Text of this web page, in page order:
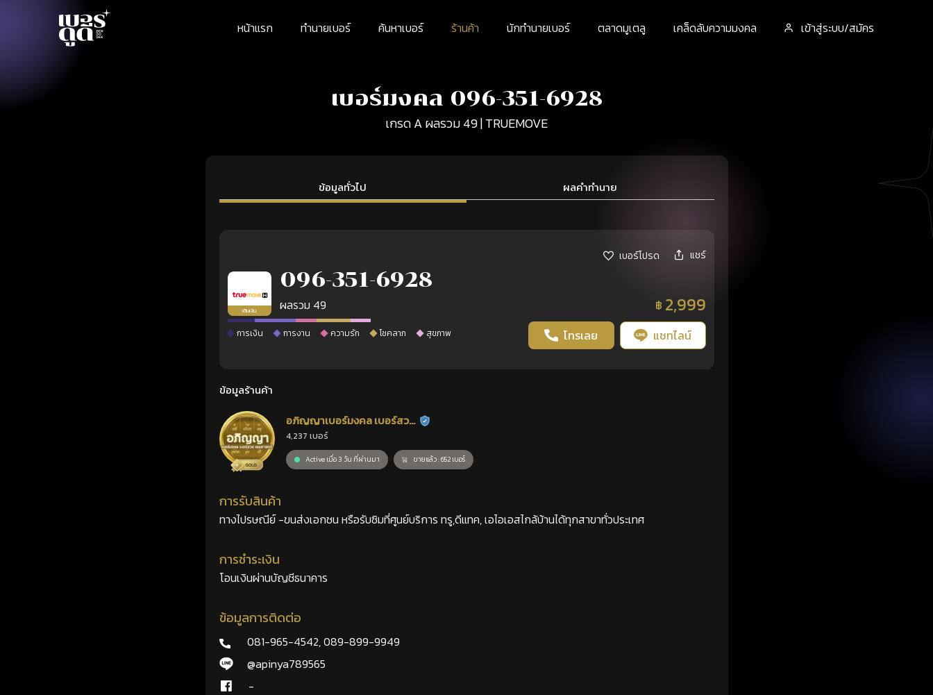
หน้าแรก ทำนายเบอร์ ค้นหาเบอร์ ร้านค้า นักทำนายเบอร์ ตลาดมูเตลู เคล็ดลับความมงคล เข้าสู่ระบบ/สมัคร
เบอร์มงคล 096-351-6928
เกรด A ผลรวม 49 | TRUEMOVE
ข้อมูลทั่วไป ผลคำทำนาย
เบอร์โปรด แชร์
เติมเงิน
096-351-6928
ผลรวม 49 ฿ 2,999
การเงิน การงาน ความรัก โชคลาภ สุขภาพ โทรเลย แชทไลน์
ข้อมูลร้านค้า
อภิญญาเบอร์มงคล เบอร์สวย
เลขศาสตร์
ร้านยืนยันแล้ว
4,237 เบอร์
Active เมื่อ 3 วัน ที่ผ่านมา ขายแล้ว : 652 เบอร์
การรับสินค้า
ทางไปรษณีย์ -ขนส่งเอกชน หรือรับซิมที่ศูนย์บริการ ทรู,ดีแทค, เอไอเอสไกล้บ้านได้ทุกสาขาทั่วประเทศ
การชำระเงิน
โอนเงินผ่านบัญชีธนาคาร
ข้อมูลการติดต่อ
081-965-4542,089-899-9949
@apinya789565
-